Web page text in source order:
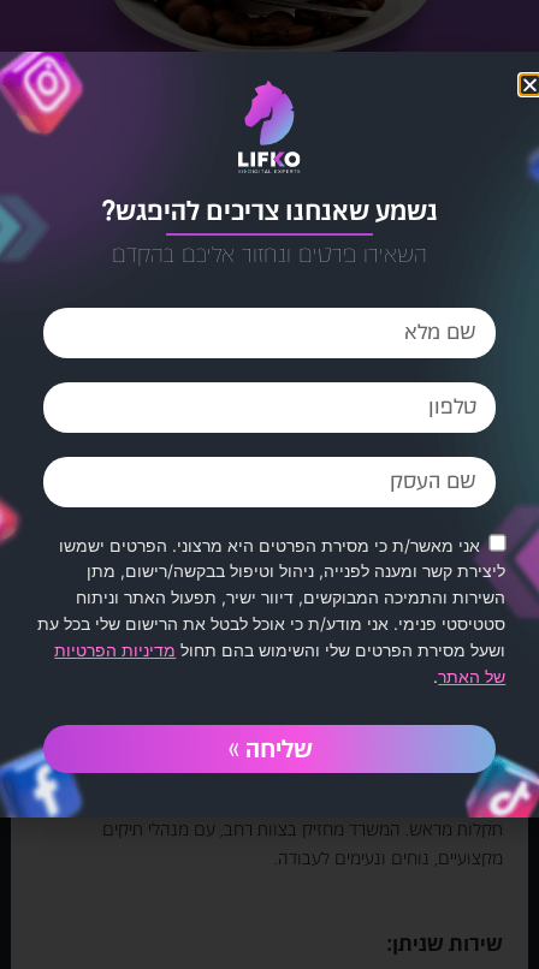
מחמאות שגורמות לנו להסמיק
מה דעתה של כרמלה קופר
על שירותי בניית אתרים
ושיווק דיגיטלי?
דוברת לגופים ציבורים, מומחית
לאסטרטגיה ותוכן
החברה מתמחה בבניית אתרים, ברמת עיצוב גבוהה מאוד, עם ניסיון
בעבודה ובניית אתרים לגופים ציבוריים וכן, לחברות העוסקות
בתחומי הפיתוח והנדל"ן. כמו כן, מנהלת את עולמות השיווק הדיגיטלי
של כ-11 שנה, מדובר בחברה עם רמת שירות וזמינות גבוהה מאוד
ואדיבה. נותנת טיפול מהיר במצבי חירום, כגון נפילת שרתים ואירועי
סייבר, ופועלת לעדכון שוטף של האתר ואבטחתו, במטרה למנוע
תקלות מראש. המשרד מחזיק בצוות רחב, עם מנהלי תיקים
מקצועיים, נוחים ונעימים לעבודה.
שירות שניתן:
נשמע שאנחנו צריכים להיפגש?
השאירו פרטים ונחזור אליכם בהקדם
אני מאשר/ת כי מסירת הפרטים היא מרצוני. הפרטים ישמשו
ליצירת קשר ומענה לפנייה, ניהול וטיפול בבקשה/רישום, מתן
השירות והתמיכה המבוקשים, דיוור ישיר, תפעול האתר וניתוח
סטטיסטי פנימי. אני מודע/ת כי אוכל לבטל את הרישום שלי בכל עת
ושעל מסירת הפרטים שלי והשימוש בהם תחול מדיניות הפרטיות
של האתר.
שליחה »